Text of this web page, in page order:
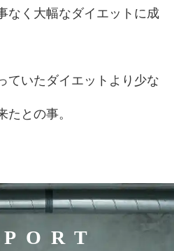
なく大幅なダイエットに成
ていたダイエットより少な
たとの事。